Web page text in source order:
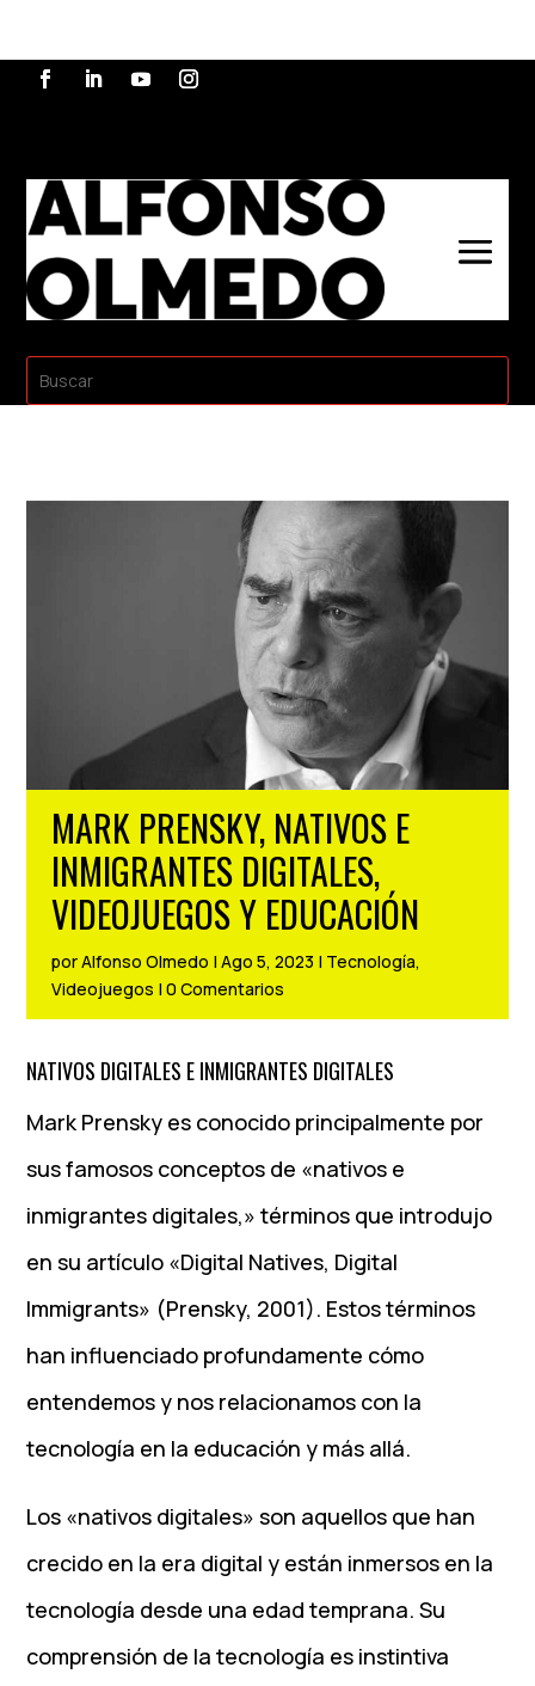
MARK PRENSKY, NATIVOS E
INMIGRANTES DIGITALES,
VIDEOJUEGOS Y EDUCACIÓN
porAlfonso Olmedo |Ago 5, 2023 | Tecnología,
Videojuegos |0 Comentarios
NATIVOS DIGITALES E INMIGRANTES DIGITALES
Mark Prensky es conocido principalmente por
sus famosos conceptos de «nativos e
inmigrantes digitales,» términos que introdujo
en su artículo «Digital Natives, Digital
Immigrants» (Prensky, 2001). Estos términos
han influenciado profundamente cómo
entendemos y nos relacionamos con la
tecnología en la educación y más allá.
Los «nativos digitales» son aquellos que han
crecido en la era digital y están inmersos en la
tecnología desde una edad temprana. Su
comprensión de la tecnología es instintiva